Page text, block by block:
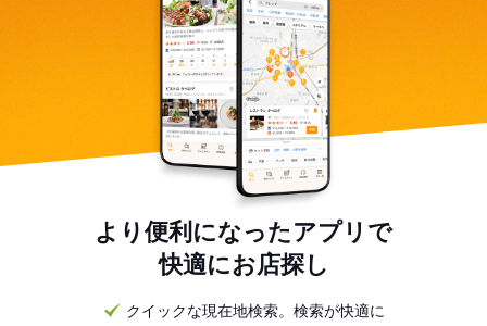
より便利になったアプリで
快適にお店探し
クイックな現在地検索。検索が快適に